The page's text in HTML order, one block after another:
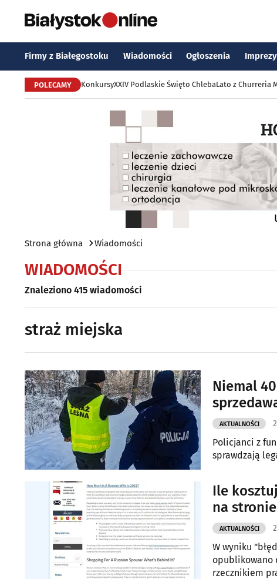
Firmy z Białegostoku Wiadomości Ogłoszenia Imprezy
POLECAMY KonkursyXXIV Podlaskie Święto ChlebaLato z Churreria
Strona główna Wiadomości
WIADOMOŚCI
Znaleziono 415 wiadomości
straż miejska
Niemal
AKTUALNOŚCI
Policjanci z
sprawdzają
Ile
na
AKTUALNOŚCI
W wyniku
opublikowano
rzecznikiem